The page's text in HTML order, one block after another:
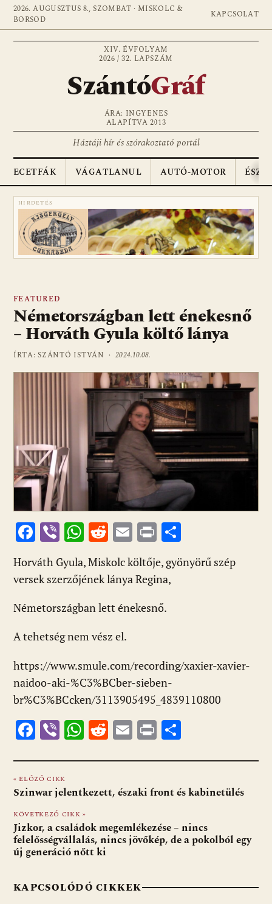
2026. AUGUSZTUS 8., SZOMBAT · MISKOLC &
BORSOD
KAPCSOLAT
XIV. ÉVFOLYAM
2026 / 32. LAPSZÁM
SzántóGráf
ÁRA: INGYENES
ALAPÍTVA 2013
Háztáji hír és szórakoztató portál
ECETFÁK VÁGATLANUL AUTÓ-MOTOR
HIRDETÉS
FEATURED
Németországban lett énekesnő
– Horváth Gyula költő lánya
ÍRTA: SZÁNTÓ ISTVÁN ·2024.10.08.
F
ac
e
b
o
o
k
Vi
b
er
W
h
at
s
A
p
p
R
e
d
di
t
E
m
ai
l
Pr
t
ss
za
Horváth Gyula, Miskolc költője, gyönyörű szép
versek szerzőjének lánya Regina,
Németországban lett énekesnő.
A tehetség nem vész el.
https://www.smule.com/recording/xaxier-xavier-
naidoo-aki-%C3%BCber-sieben-
br%C3%BCcken/3113905495_4839110800
F
e
b
o
o
k
Vi
er
W
at
s
A
p
p
R
d
di
E
ai
l
Pr
t za
m
g
« ELŐZŐ CIKK
Szinwar jelentkezett, északi front és kabinetülés
KÖVETKEZŐ CIKK »
Jizkor, a családok megemlékezése – nincs
felelősségvállalás, nincs jövőkép, de a pokolból egy
új generáció nőtt ki
KAPCSOLÓDÓ CIKKEK